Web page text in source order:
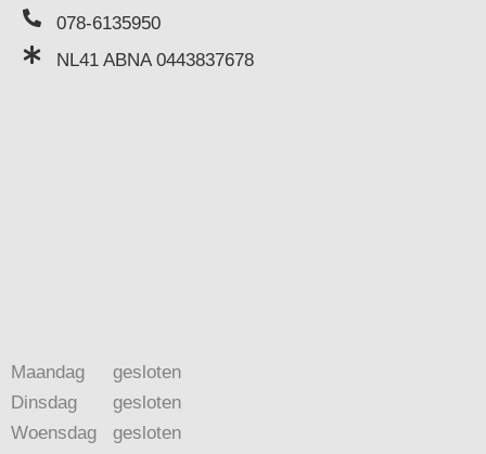
078-6135950
NL41 ABNA 0443837678
Maandag
Dinsdag
Woensdag
gesloten
gesloten
gesloten